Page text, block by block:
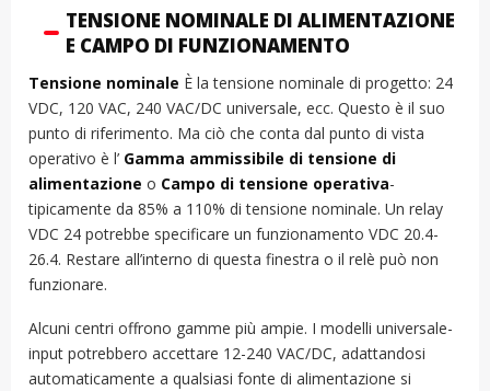
TENSIONE NOMINALE DI ALIMENTAZIONE
E CAMPO DI FUNZIONAMENTO
Tensione nominale È la tensione nominale di progetto: 24
VDC, 120 VAC, 240 VAC/DC universale, ecc. Questo è il suo
punto di riferimento. Ma ciò che conta dal punto di vista
operativo è l’ Gamma ammissibile di tensione di
alimentazione o Campo di tensione operativa-
tipicamente da 85% a 110% di tensione nominale. Un relay
VDC 24 potrebbe specificare un funzionamento VDC 20.4-
26.4. Restare all’interno di questa finestra o il relè può non
funzionare.
Alcuni centri offrono gamme più ampie. I modelli universale-
input potrebbero accettare 12-240 VAC/DC, adattandosi
automaticamente a qualsiasi fonte di alimentazione si